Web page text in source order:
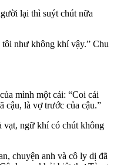
lại thì suýt chút nữa
tôi như không khí vậy.” Chu
mình một cái: “Coi cái
cậu, là vợ trước của cậu.”
vạt, ngữ khí có chút không
chuyện anh và cô ly dị đã